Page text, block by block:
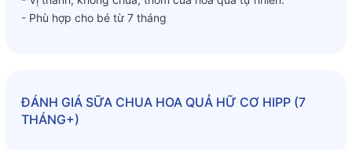
- Phù hợp cho bé từ 7 tháng
ĐÁNH GIÁ SỮA CHUA HOA QUẢ HỮ CƠ HIPP (7
THÁNG+)